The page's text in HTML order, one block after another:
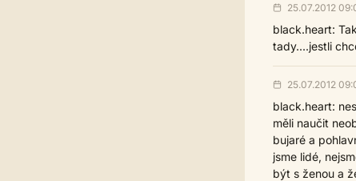
25.07.2012
black.heart:
tady....jestli
25.07.2012
black.heart:
měli naučit
bujaré a
jsme lidé,
být s ženou a